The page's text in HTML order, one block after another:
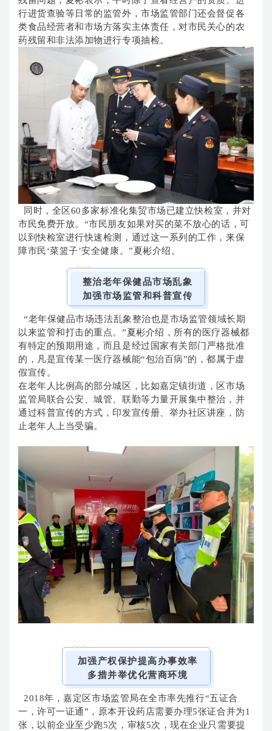
行进货查验等日常的监管外，市场监管部门还会督促各
类食品经营者和市场方落实主体责任，对市民关心的农
药残留和非法添加物进行专项抽检。
同时，全区60多家标准化集贸市场已建立快检室，并对
市民免费开放。“市民朋友如果对买的菜不放心的话，可
以到快检室进行快速检测，通过这一系列的工作，来保
障市民‘菜篮子’安全健康。”夏彬介绍。
>>>
整治老年保健品市场乱象
加强市场监管和科普宣传
“老年保健品市场违法乱象整治也是市场监管领域长期
以来监管和打击的重点。”夏彬介绍，所有的医疗器械都
有特定的预期用途，而且是经过国家有关部门严格批准
的，凡是宣传某一医疗器械能“包治百病”的，都属于虚
假宣传。
在老年人比例高的部分城区，比如嘉定镇街道，区市场
监管局联合公安、城管、联勤等力量开展集中整治，并
通过科普宣传的方式，印发宣传册、举办社区讲座，防
止老年人上当受骗。
>>>
加强产权保护提高办事效率
多措并举优化营商环境
2018年，嘉定区市场监管局在全市率先推行“五证合
一，许可一证通”，原本开设药店需要办理5张证合并为1
张，以前企业至少跑5次，审核5次，现在企业只需要提